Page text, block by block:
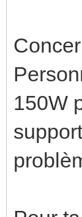
150W